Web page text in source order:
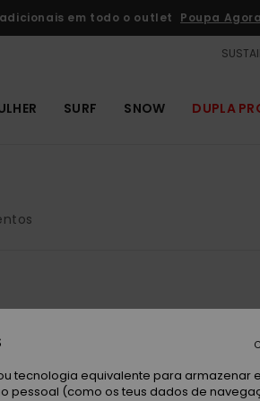
em todo o outlet Poupa Agora
SURF SNOW DUPLA
tecnologia equivalente para armazenar
pessoal (como os teus dados de